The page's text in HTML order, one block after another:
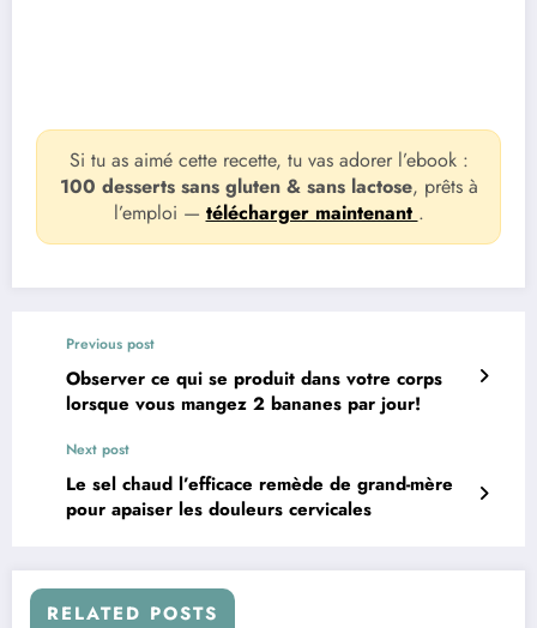
Si tu as aimé cette recette, tu vas adorer l’ebook :
100 desserts sans gluten & sans lactose, prêts à
l’emploi — télécharger maintenant .
Previous post
Observer ce qui se produit dans votre corps
lorsque vous mangez 2 bananes par jour!
Next post
Le sel chaud l’efficace remède de grand-mère
pour apaiser les douleurs cervicales
RELATED POSTS